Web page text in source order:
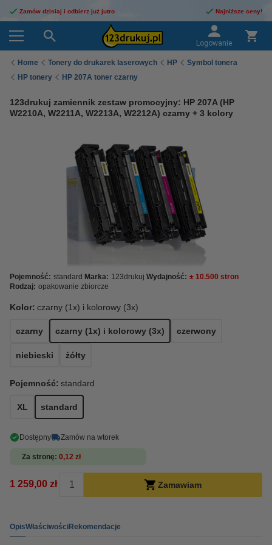
Zamów dzisiaj i odbierz już jutro Najniższe ceny!
Logowanie
Home Tonery do drukarek laserowych HP
Symbol tonera
HP tonery
HP 207A toner czarny
123drukuj zamiennik zestaw promocyjny: HP 207A (HP
W2210A, W2211A, W2213A, W2212A) czarny + 3 kolory
Pojemność: standard Marka: 123drukuj Wydajność: ± 10.500 stron
Rodzaj: opakowanie zbiorcze
Kolor: czarny (1x) i kolorowy (3x)
czarny czarny (1x) i kolorowy (3x) czerwony
niebieski żółty
Pojemność: standard
XL standard
Dostępny Zamów na wtorek
Za stronę 0,12 zł
1 259,00 zł Zamawiam
OpisWłaściwościRekomendacje